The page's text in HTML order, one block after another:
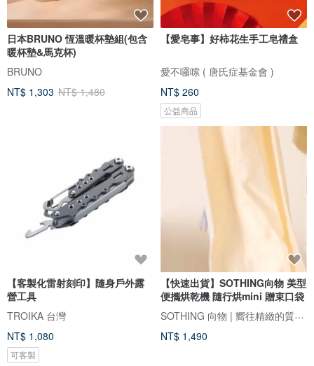
日本BRUNO 恆溫暖杯墊組(包含
暖杯墊&馬克杯)
BRUNO
NT$ 1,303 NT$ 1,480
【愛皂事】好柿花生手工皂禮盒
愛不囉嗦 ( 唐氏症基金會 )
NT$ 260
公益商品
【客製化雷射刻印】隨身戶外露
營工具
TROIKA 台灣
NT$ 1,080
可客製
【快速出貨】SOTHING向物 美型
便攜烘乾機 隨行烘mini 贈束口袋
SOTHING 向物 | 嚮往精緻的質感生活
NT$ 1,490